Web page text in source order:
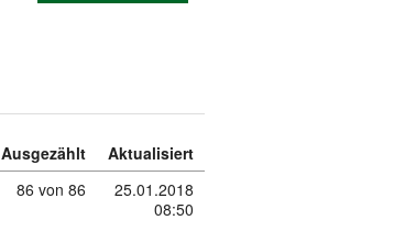
Ausgezählt
Aktualisiert
86 von 86
25.01.2018
08:50